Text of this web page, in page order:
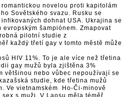
novelou proti kapitolám
Sovětského svazu. Rusku se
dohnat USA. Ukrajina se
šampiónem. Zmapovat
pilotní studie z
každý třetí gay v tomto městě může
HIV 11%. To je ale více než třetina
gay mužů byla zjištěna 3%
většinou nebo vůbec nepoužívají se
studie, kde třetina mužů
Ve vietnamském Ho-Či-minově
s muži. V Laosu měla téměř